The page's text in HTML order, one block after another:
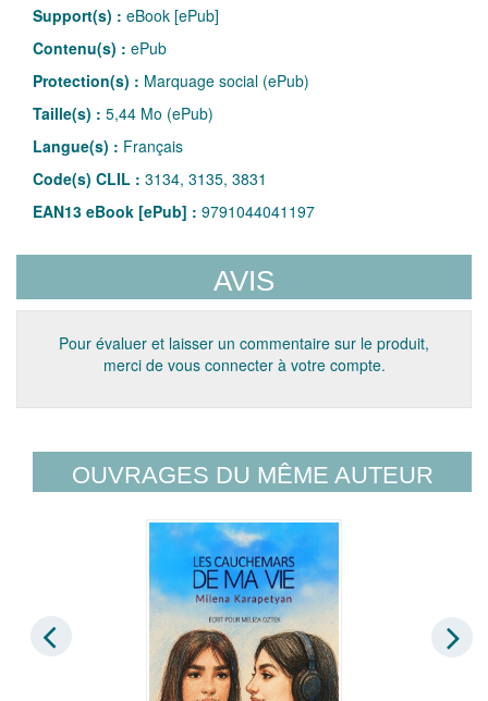
Support(s) : eBook [ePub]
Contenu(s) : ePub
Protection(s) : Marquage social (ePub)
Taille(s) : 5,44 Mo (ePub)
Langue(s) : Français
Code(s) CLIL : 3134, 3135, 3831
EAN13 eBook [ePub] : 9791044041197
AVIS
Pour évaluer et laisser un commentaire sur le produit,
merci de vous connecter à votre compte.
OUVRAGES DU MÊME AUTEUR